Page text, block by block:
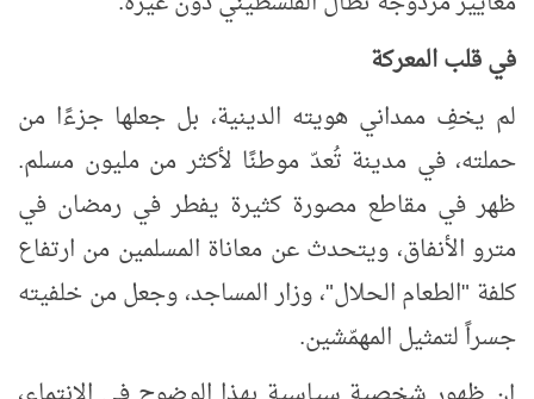
في قلب المعركة
لم يخفِ ممداني هويته الدينية، بل جعلها جزءًا من
حملته، في مدينة تُعدّ موطنًا لأكثر من مليون مسلم.
ظهر في مقاطع مصورة كثيرة يفطر في رمضان في
مترو الأنفاق، ويتحدث عن معاناة المسلمين من ارتفاع
كلفة "الطعام الحلال"، وزار المساجد، وجعل من خلفيته
جسراً لتمثيل المهمّشين.